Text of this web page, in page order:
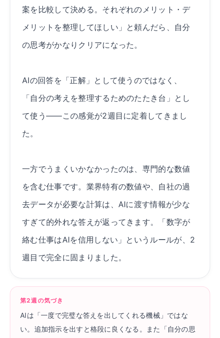
案を比較して決める。それぞれのメリット・デ
メリットを整理してほしい」と頼んだら、自分
の思考がかなりクリアになった。
AIの回答を「正解」として使うのではなく、
「自分の考えを整理するためのたたき台」とし
て使う——この感覚が2週目に定着してきまし
た。
一方でうまくいかなかったのは、専門的な数値
を含む仕事です。業界特有の数値や、自社の過
去データが必要な計算は、AIに渡す情報が少な
すぎて的外れな答えが返ってきます。「数字が
絡む仕事はAIを信用しない」というルールが、2
週目で完全に固まりました。
第2週の気づき
AIは「一度で完璧な答えを出してくれる機械」ではな
い。追加指示を出すと格段に良くなる。また「自分の思